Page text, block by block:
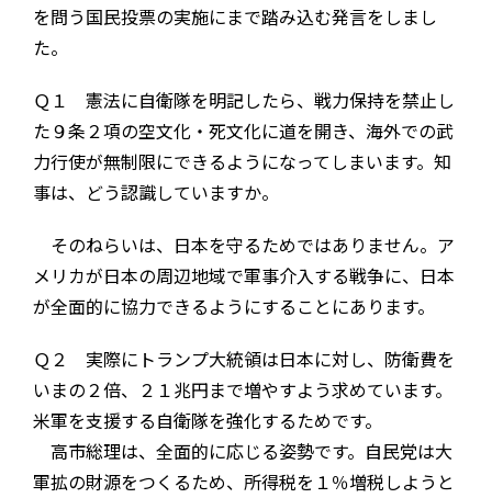
を問う国民投票の実施にまで踏み込む発言をしまし
た。
Ｑ１ 憲法に自衛隊を明記したら、戦力保持を禁止し
た９条２項の空文化・死文化に道を開き、海外での武
力行使が無制限にできるようになってしまいます。知
事は、どう認識していますか。
そのねらいは、日本を守るためではありません。ア
メリカが日本の周辺地域で軍事介入する戦争に、日本
が全面的に協力できるようにすることにあります。
Ｑ２ 実際にトランプ大統領は日本に対し、防衛費を
いまの２倍、２１兆円まで増やすよう求めています。
米軍を支援する自衛隊を強化するためです。
高市総理は、全面的に応じる姿勢です。自民党は大
軍拡の財源をつくるため、所得税を１％増税しようと